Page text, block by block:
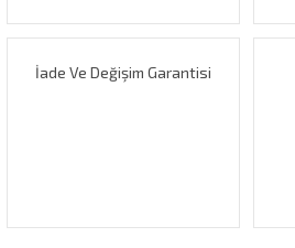
İade Ve Değişim Garantisi